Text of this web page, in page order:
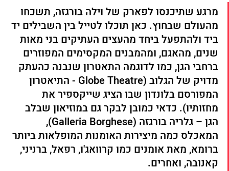
מרגע שתיכנסו לפארק של וילה בורגזה, תשכחו
מהעולם שבחוץ. כאן תוכלו לטייל בין השבילים יד
ביד ולהתפעל ביחד מהעצים העתיקים בני מאות
שנים, מהאגם, ומהמבנים המקסימים המפוזרים
ברחבי הגן, כמו לדוגמה התאטרון שנבנה כהעתק
מדויק של הגלוב (Globe Theatre - התיאטרון
המפורסם בלונדון שבו הציג שייקספיר את
מחזותיו). כדאי כמובן לבקר גם במוזיאון שבלב
הגן – גלריה בורגזה (Galleria Borghese),
המאכלס כמה מיצירות האומנות המופלאות ביותר
ברומא, מאת אומנים כמו קרוואג'ו, רפאל, ברניני,
קאנובה, ואחרים.